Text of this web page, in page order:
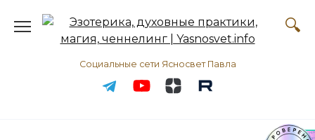
содержанию
Социальные сети Ясносвет Павла